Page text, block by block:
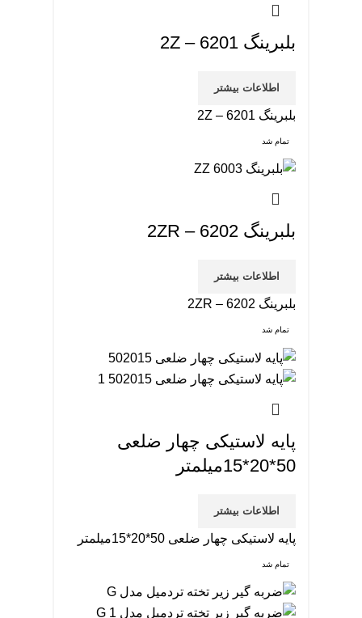
بلبرینگ 6201 – 2Z
اطلاعات بیشتر
بلبرینگ 6201 – 2Z
تمام شد
بلبرینگ 2ZR – 6202
اطلاعات بیشتر
بلبرینگ 2ZR – 6202
تمام شد
پایه لاستیکی چهار ضلعی
50*20*15میلمتر
اطلاعات بیشتر
پایه لاستیکی چهار ضلعی 50*20*15میلمتر
تمام شد